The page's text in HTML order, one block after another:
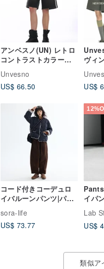
アンベスノ(UN) レトロ
コントラストカラーリ
ボンフリンジ440Gデニ
ムルーズ5点ショーツ
TR-3189
Unvesno
US$ 66.50
ヴィ
ウォ
ドカ
ステ
US$
コード付きコーデュロ
イバルーンパンツ|パン
ツ|2色|秋物|Sora-1979
sora-life
US$ 73.77
イパ
スト
トワ
アル
Lab
US$
類似ア